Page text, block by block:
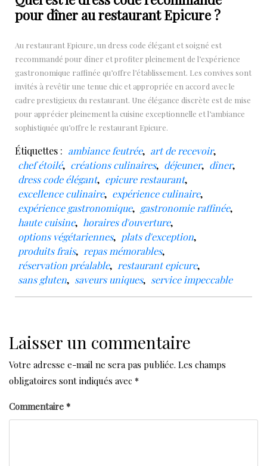
pour dîner au restaurant Epicure ?
Au restaurant Epicure, un dress code élégant et soigné est
recommandé pour dîner et profiter pleinement de l’expérience
gastronomique raffinée qu’offre l’établissement. Les convives sont
invités à revêtir une tenue chic et appropriée en accord avec le
cadre prestigieux du restaurant. Une élégance discrète est de mise
pour apprécier pleinement la cuisine exceptionnelle et l’ambiance
sophistiquée qu’offre le restaurant Epicure.
Étiquettes : ambiance feutrée, art de recevoir,
chef étoilé, créations culinaires, déjeuner, dîner,
dress code élégant, epicure restaurant,
excellence culinaire, expérience culinaire,
expérience gastronomique, gastronomie raffinée,
haute cuisine, horaires d'ouverture,
options végétariennes, plats d'exception,
produits frais, repas mémorables,
réservation préalable, restaurant epicure,
sans gluten, saveurs uniques, service impeccable
Laisser un commentaire
Votre adresse e-mail ne sera pas publiée. Les champs
obligatoires sont indiqués avec *
Commentaire *